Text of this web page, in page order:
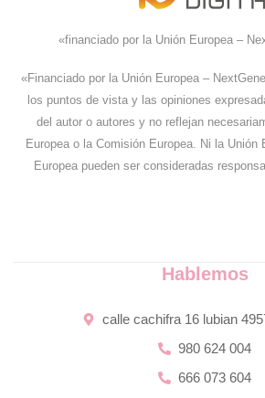
«financiado por la Unión Europea –
«Financiado por la Unión Europea –
los puntos de vista y las opiniones
del autor o autores y no reflejan
Europea o la Comisión Europea. Ni la Unión
Europea pueden ser consideradas
Hablemos
calle cachifra 16 lubian
980 624 004
666 073 604